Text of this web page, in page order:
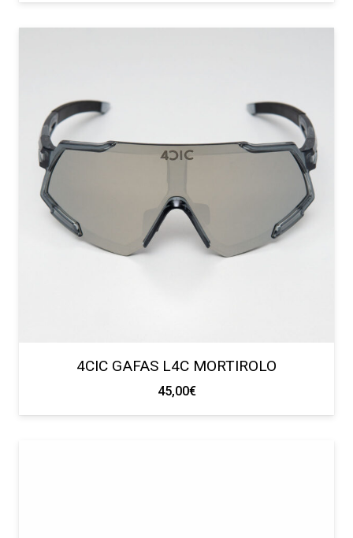
4CIC GAFAS L4C MORTIROLO
45,00€